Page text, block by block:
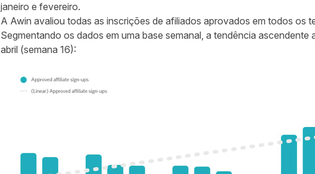
janeiro e fevereiro.
A Awin avaliou todas as inscrições de afiliados aprovados em todos os
Segmentando os dados em uma base semanal, a tendência ascendente
abril (semana 16):